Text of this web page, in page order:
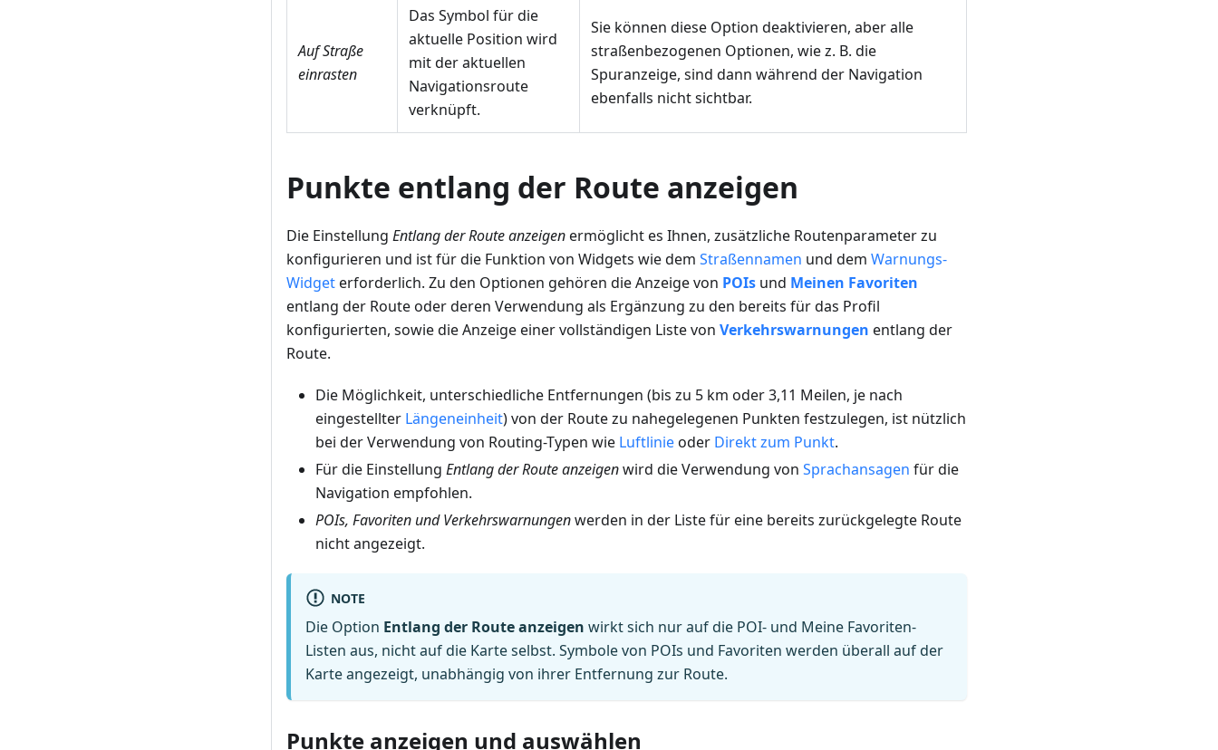
Auf Straße
einrasten
Das Symbol für die
aktuelle Position wird
mit der aktuellen
Navigationsroute
verknüpft.
Sie können diese Option deaktivieren, aber alle
straßenbezogenen Optionen, wie z. B. die
Spuranzeige, sind dann während der Navigation
ebenfalls nicht sichtbar.
Punkte entlang der Route anzeigen
Die Einstellung Entlang der Route anzeigenermöglicht es Ihnen, zusätzliche Routenparameter zu
konfigurieren und ist für die Funktion von Widgets wie dem Straßennamen und dem Warnungs-
Widgeterforderlich. Zu den Optionen gehören die Anzeige von POIs und Meinen Favoriten
entlang der Route oder deren Verwendung als Ergänzung zu den bereits für das Profil
konfigurierten, sowie die Anzeige einer vollständigen Liste von Verkehrswarnungen entlang der
Route.
Die Möglichkeit, unterschiedliche Entfernungen (bis zu 5 km oder 3,11 Meilen, je nach
eingestellter Längeneinheit) von der Route zu nahegelegenen Punkten festzulegen, ist nützlich
bei der Verwendung von Routing-Typen wie Luftlinieoder Direkt zum Punkt.
Für die Einstellung Entlang der Route anzeigenwird die Verwendung von Sprachansagen für die
Navigation empfohlen.
POIs, Favoriten und Verkehrswarnungenwerden in der Liste für eine bereits zurückgelegte Route
nicht angezeigt.
NOTE
Die Option Entlang der Route anzeigen wirkt sich nur auf die POI- und Meine Favoriten-
Listen aus, nicht auf die Karte selbst. Symbole von POIs und Favoriten werden überall auf der
Karte angezeigt, unabhängig von ihrer Entfernung zur Route.
Punkte anzeigen und auswählen